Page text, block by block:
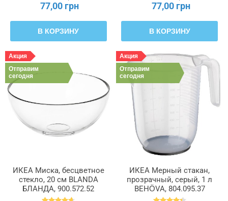
77,00 грн
В КОРЗИНУ
77,00 грн
В КОРЗИНУ
Акция
Отправим
сегодня
ИКЕА Миска, бесцветное
стекло, 20 см BLANDA
БЛАНДА, 900.572.52
Акция
Отправим
сегодня
ИКЕА Мерный стакан,
прозрачный, серый, 1 л
BEHÖVA, 804.095.37